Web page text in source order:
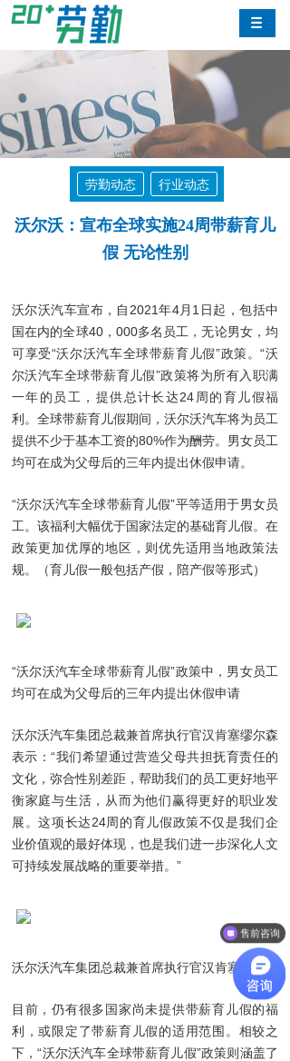
劳勤动态 行业动态
沃尔沃：宣布全球实施24周带薪育儿
假 无论性别
沃尔沃汽车宣布，自2021年4月1日起，包括中
国在内的全球40，000多名员工，无论男女，均
可享受“沃尔沃汽车全球带薪育儿假”政策。“沃
尔沃汽车全球带薪育儿假”政策将为所有入职满
一年的员工，提供总计长达24周的育儿假福
利。全球带薪育儿假期间，沃尔沃汽车将为员工
提供不少于基本工资的80%作为酬劳。男女员工
均可在成为父母后的三年内提出休假申请。
“沃尔沃汽车全球带薪育儿假”平等适用于男女员
工。该福利大幅优于国家法定的基础育儿假。在
政策更加优厚的地区，则优先适用当地政策法
规。（育儿假一般包括产假，陪产假等形式）
“沃尔沃汽车全球带薪育儿假”政策中，男女员工
均可在成为父母后的三年内提出休假申请
沃尔沃汽车集团总裁兼首席执行官汉肯塞缪尔森
表示：“我们希望通过营造父母共担抚育责任的
文化，弥合性别差距，帮助我们的员工更好地平
衡家庭与生活，从而为他们赢得更好的职业发
展。这项长达24周的育儿假政策不仅是我们企
业价值观的最好体现，也是我们进一步深化人文
可持续发展战略的重要举措。”
沃尔沃汽车集团总裁兼首席执行官汉肯塞缪尔森
目前，仍有很多国家尚未提供带薪育儿假的福
利，或限定了带薪育儿假的适用范围。相较之
下，“沃尔沃汽车全球带薪育儿假”政策则涵盖了
售前咨询